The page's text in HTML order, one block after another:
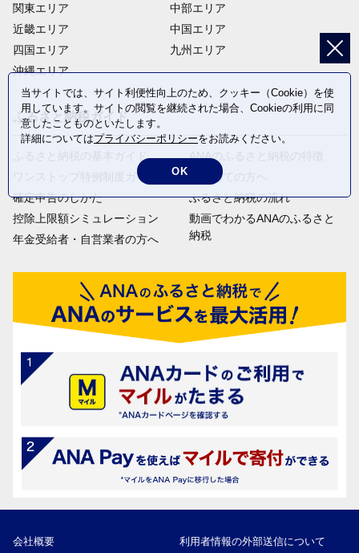
関東エリア
近畿エリア
四国エリア
沖縄エリア
中部エリア
中国エリア
九州エリア
ふるさと納税ガイド
ふるさと納税の基本ガイド
ワンストップ特例制度ガイド
確定申告のしかた
控除上限額シミュレーション
年金受給者・自営業者の方へ
ANAのふるさと納税の特徴
はじめての方へ
ふるさと納税の流れ
動画でわかるANAのふるさと
納税
会社概要 利用者情報の外部送信について
当サイトでは、サイト利便性向上のため、クッキー（Cookie）を使
用しています。サイトの閲覧を継続された場合、Cookieの利用に同
意したことものといたします。
詳細についてはプライバシーポリシーをお読みください。
OK